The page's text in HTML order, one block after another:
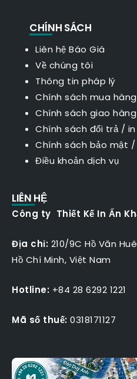
CHÍNH SÁCH
Liên hệ Báo Giá
Về chúng tôi
Thông tin pháp lý
Chính sách mua
Chính sách giao hàng
Chính sách đổi trả /
Chính sách bảo mật /
Điều khoản dịch vụ
LIÊN HỆ
Công ty Thiết Kế In Ấn
Địa chỉ: 210/9C Hồ Văn
Hồ Chí Minh, Việt Nam
Hotline: +84 28 6292 1221
Mã số thuế: 0318171127